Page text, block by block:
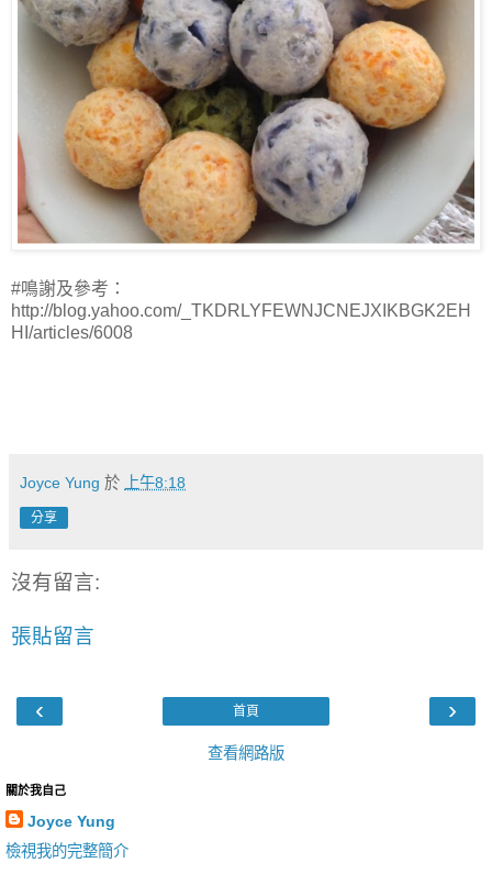
#鳴謝及參考：
http://blog.yahoo.com/_TKDRLYFEWNJCNEJXIKBGK2EH
HI/articles/6008
Joyce Yung 於 上午8:18
分享
沒有留言:
張貼留言
‹ ›
首頁
查看網路版
關於我自己
Joyce Yung
檢視我的完整簡介